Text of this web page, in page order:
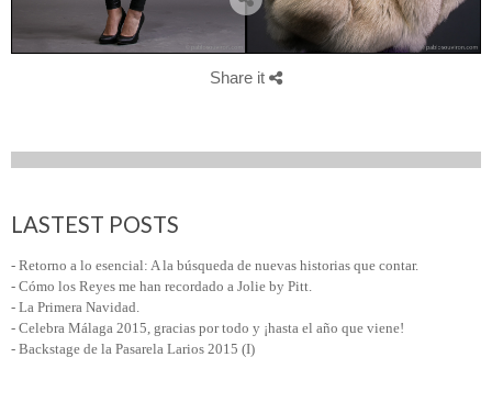
Share it
LASTEST POSTS
- Retorno a lo esencial: A la búsqueda de nuevas historias que contar.
- Cómo los Reyes me han recordado a Jolie by Pitt.
- La Primera Navidad.
- Celebra Málaga 2015, gracias por todo y ¡hasta el año que viene!
- Backstage de la Pasarela Larios 2015 (I)